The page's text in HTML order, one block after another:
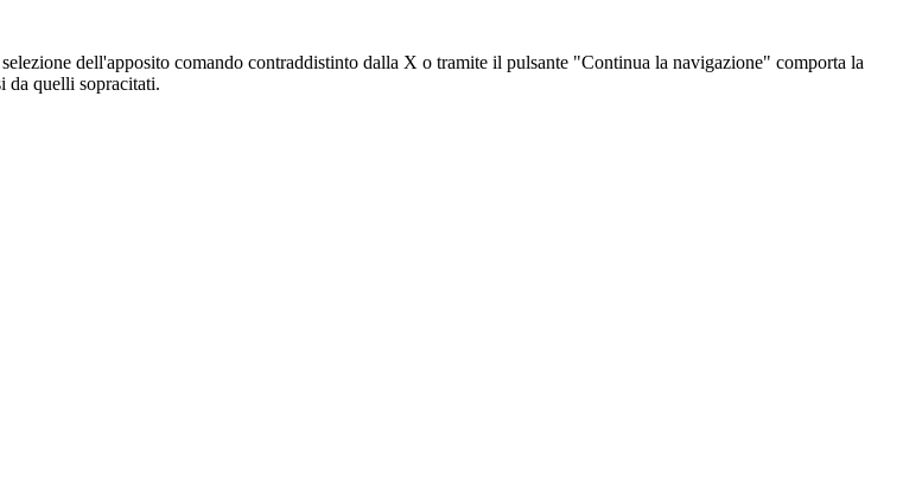
dell'apposito comando contraddistinto dalla X o tramite il pulsante "Continua la navigazione" comporta la
da quelli sopracitati.